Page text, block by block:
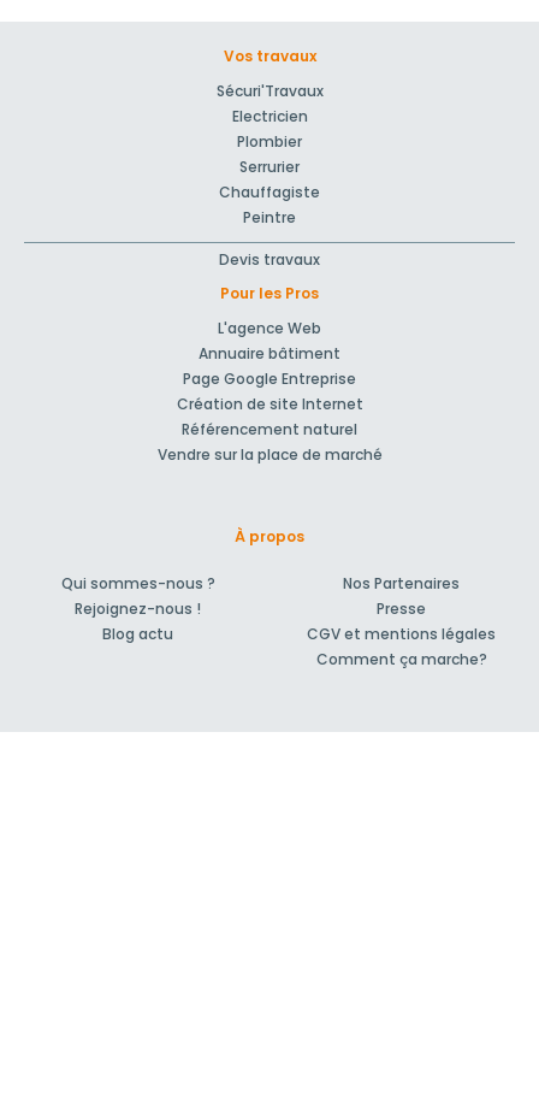
Vos travaux
Sécuri'Travaux
Electricien
Plombier
Serrurier
Chauffagiste
Peintre
Devis travaux
Pour les Pros
L'agence Web
Annuaire bâtiment
Page Google Entreprise
Création de site Internet
Référencement naturel
Vendre sur la place de marché
À propos
Qui sommes-nous ?
Rejoignez-nous !
Blog actu
Nos Partenaires
Presse
CGV et mentions légales
Comment ça marche?